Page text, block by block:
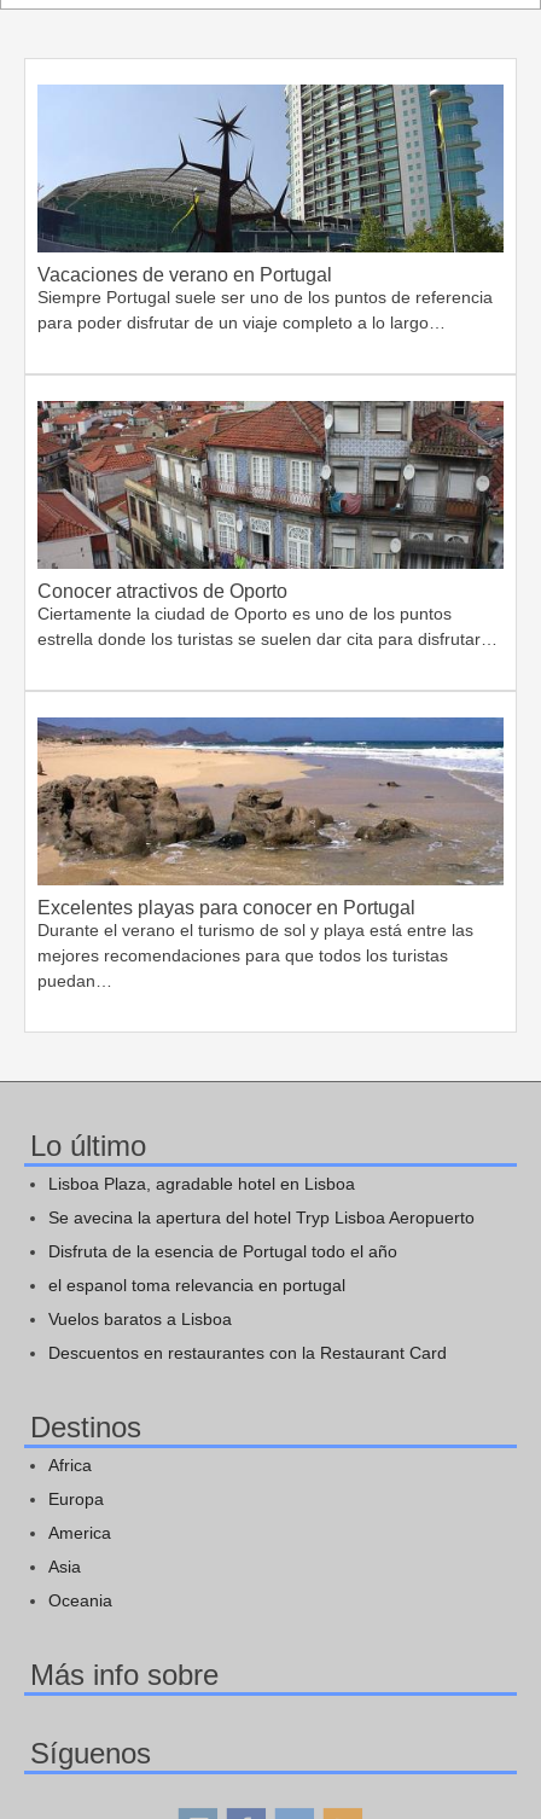
Vacaciones de verano en Portugal
Siempre Portugal suele ser uno de los puntos de referencia
para poder disfrutar de un viaje completo a lo largo…
Conocer atractivos de Oporto
Ciertamente la ciudad de Oporto es uno de los puntos
estrella donde los turistas se suelen dar cita para disfrutar…
Excelentes playas para conocer en Portugal
Durante el verano el turismo de sol y playa está entre las
mejores recomendaciones para que todos los turistas
puedan…
Lo último
Lisboa Plaza, agradable hotel en Lisboa
Se avecina la apertura del hotel Tryp Lisboa Aeropuerto
Disfruta de la esencia de Portugal todo el año
el espanol toma relevancia en portugal
Vuelos baratos a Lisboa
Descuentos en restaurantes con la Restaurant Card
Destinos
Africa
Europa
America
Asia
Oceania
Más info sobre
Síguenos